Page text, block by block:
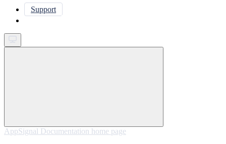
Support
AppSignal Documentation home page